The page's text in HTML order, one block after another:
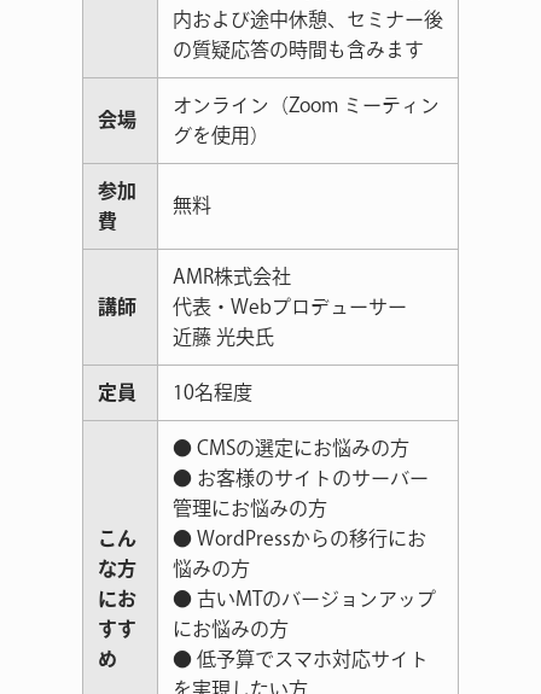
内および途中休憩、セミナー後
の質疑応答の時間も含みます
会場
オンライン（Zoom ミーティン
グを使用）
参加
費
無料
講師
AMR株式会社
代表・Webプロデューサー
近藤 光央氏
定員 10名程度
こん
な方
にお
すす
め
● CMSの選定にお悩みの方
● お客様のサイトのサーバー
管理にお悩みの方
● WordPressからの移行にお
悩みの方
● 古いMTのバージョンアップ
にお悩みの方
● 低予算でスマホ対応サイト
を実現したい方